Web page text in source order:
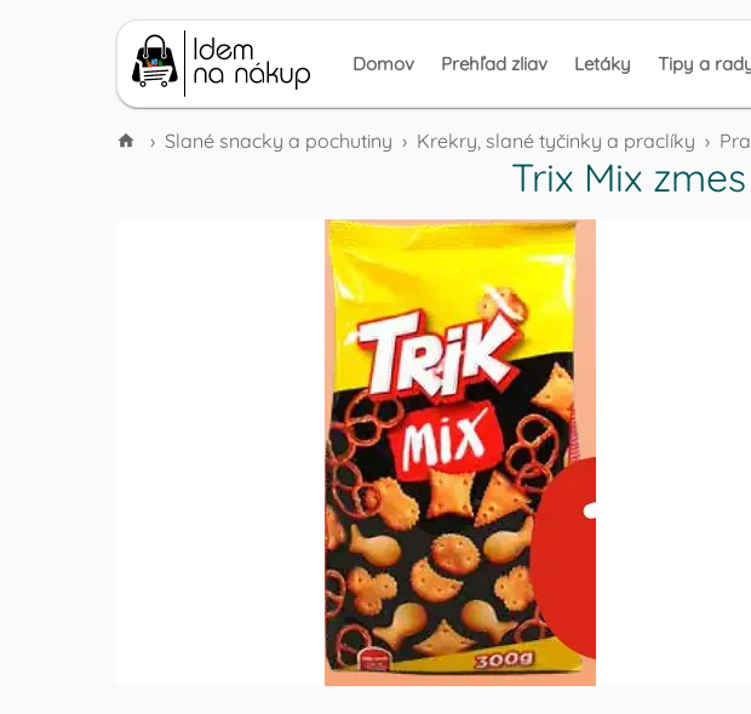
Domov Prehľad zliav Letáky Tipy a
› Slané snacky a pochutiny › Krekry, slané tyčinky a praclíky ›
Trix Mix